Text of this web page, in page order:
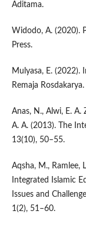
Aditama.
Widodo, A. (2020).
Press.
Mulyasa, E. (2022).
Remaja Rosdakarya.
Anas, N., Alwi, E. A.
A. A. (2013). The
13(10), 50–55.
Aqsha, M., Ramlee,
Integrated Islamic
Issues and
1(2), 51–60.